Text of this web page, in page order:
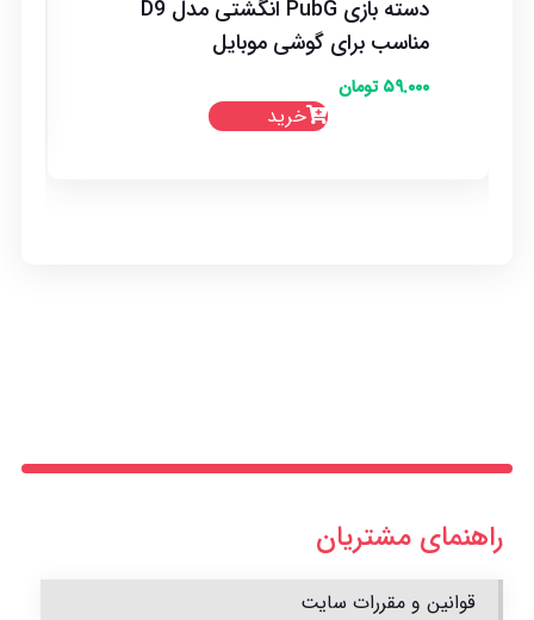
فن خنک کننده موبایل مدل S06
۳۹۹.۰۰۰ تومان
راهنمای مشتریان
قوانین و مقررات سایت